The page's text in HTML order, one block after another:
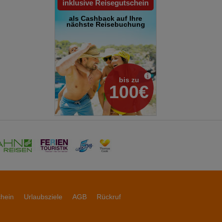
inklusive Reisegutschein
als Cashback auf Ihre
nächste Reisebuchung
bis zu
100€
Urlaubsziele AGB
Rückruf